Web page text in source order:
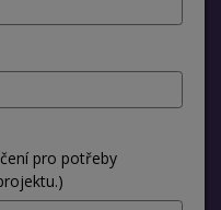
pro potřeby